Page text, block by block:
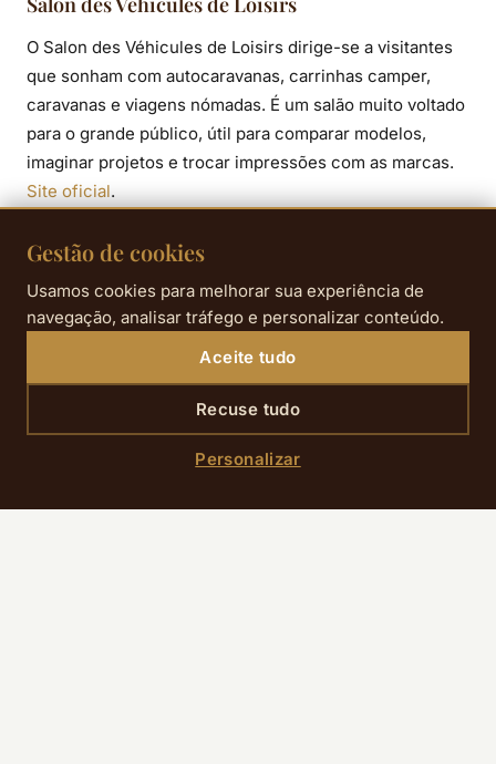
O Salon des Véhicules de Loisirs dirige-se a visitantes
que sonham com autocaravanas, carrinhas camper,
caravanas e viagens nómadas. É um salão muito voltado
para o grande público, útil para comparar modelos,
imaginar projetos e trocar impressões com as marcas.
Site oficial.
Datas: de 26 de setembro a 4 de outubro de 2026
Le Bourget
convém prever mais tempo de
deslocação do que para salões dentro de Paris
Como organizar facilmente as suas
Gestão de cookies
Usamos cookies para melhorar sua experiência de
navegação, analisar tráfego e personalizar conteúdo.
Aceite tudo
Recuse tudo
Personalizar